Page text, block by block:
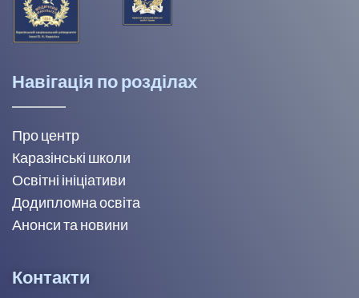
Навігація по розділах
Про центр
Каразінські школи
Освітні ініціативи
Додипломна освіта
Анонси та новини
Контакти